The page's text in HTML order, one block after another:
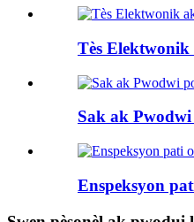
Tès
Sak ak Pwodwi
Enspeksyon